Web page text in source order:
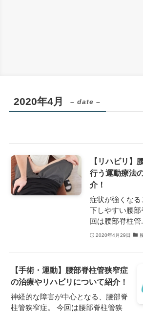
2020年4月 – date –
【リハビリ】
行う運動療法
介！
症状が強くな
下しやすい腰
回は腰部脊柱管
2020年4月29日
【手術・運動】腰部脊柱管狭窄症
の治療やリハビリについて紹介！
神経的な障害が中心となる、腰部脊
柱管狭窄症。 今回は腰部脊柱管狭